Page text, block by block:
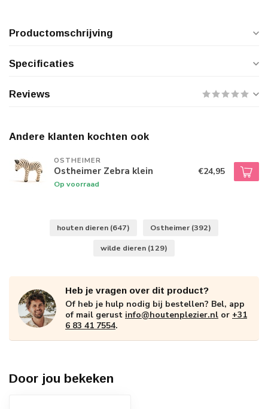
Productomschrijving
Specificaties
Reviews
Andere klanten kochten ook
OSTHEIMER
Ostheimer Zebra klein
Op voorraad
€24,95
houten dieren (647) Ostheimer (392)
wilde dieren (129)
Heb je vragen over dit product?
Of heb je hulp nodig bij bestellen? Bel, app
of mail gerust info@houtenplezier.nl or +31
6 83 41 7554.
Door jou bekeken